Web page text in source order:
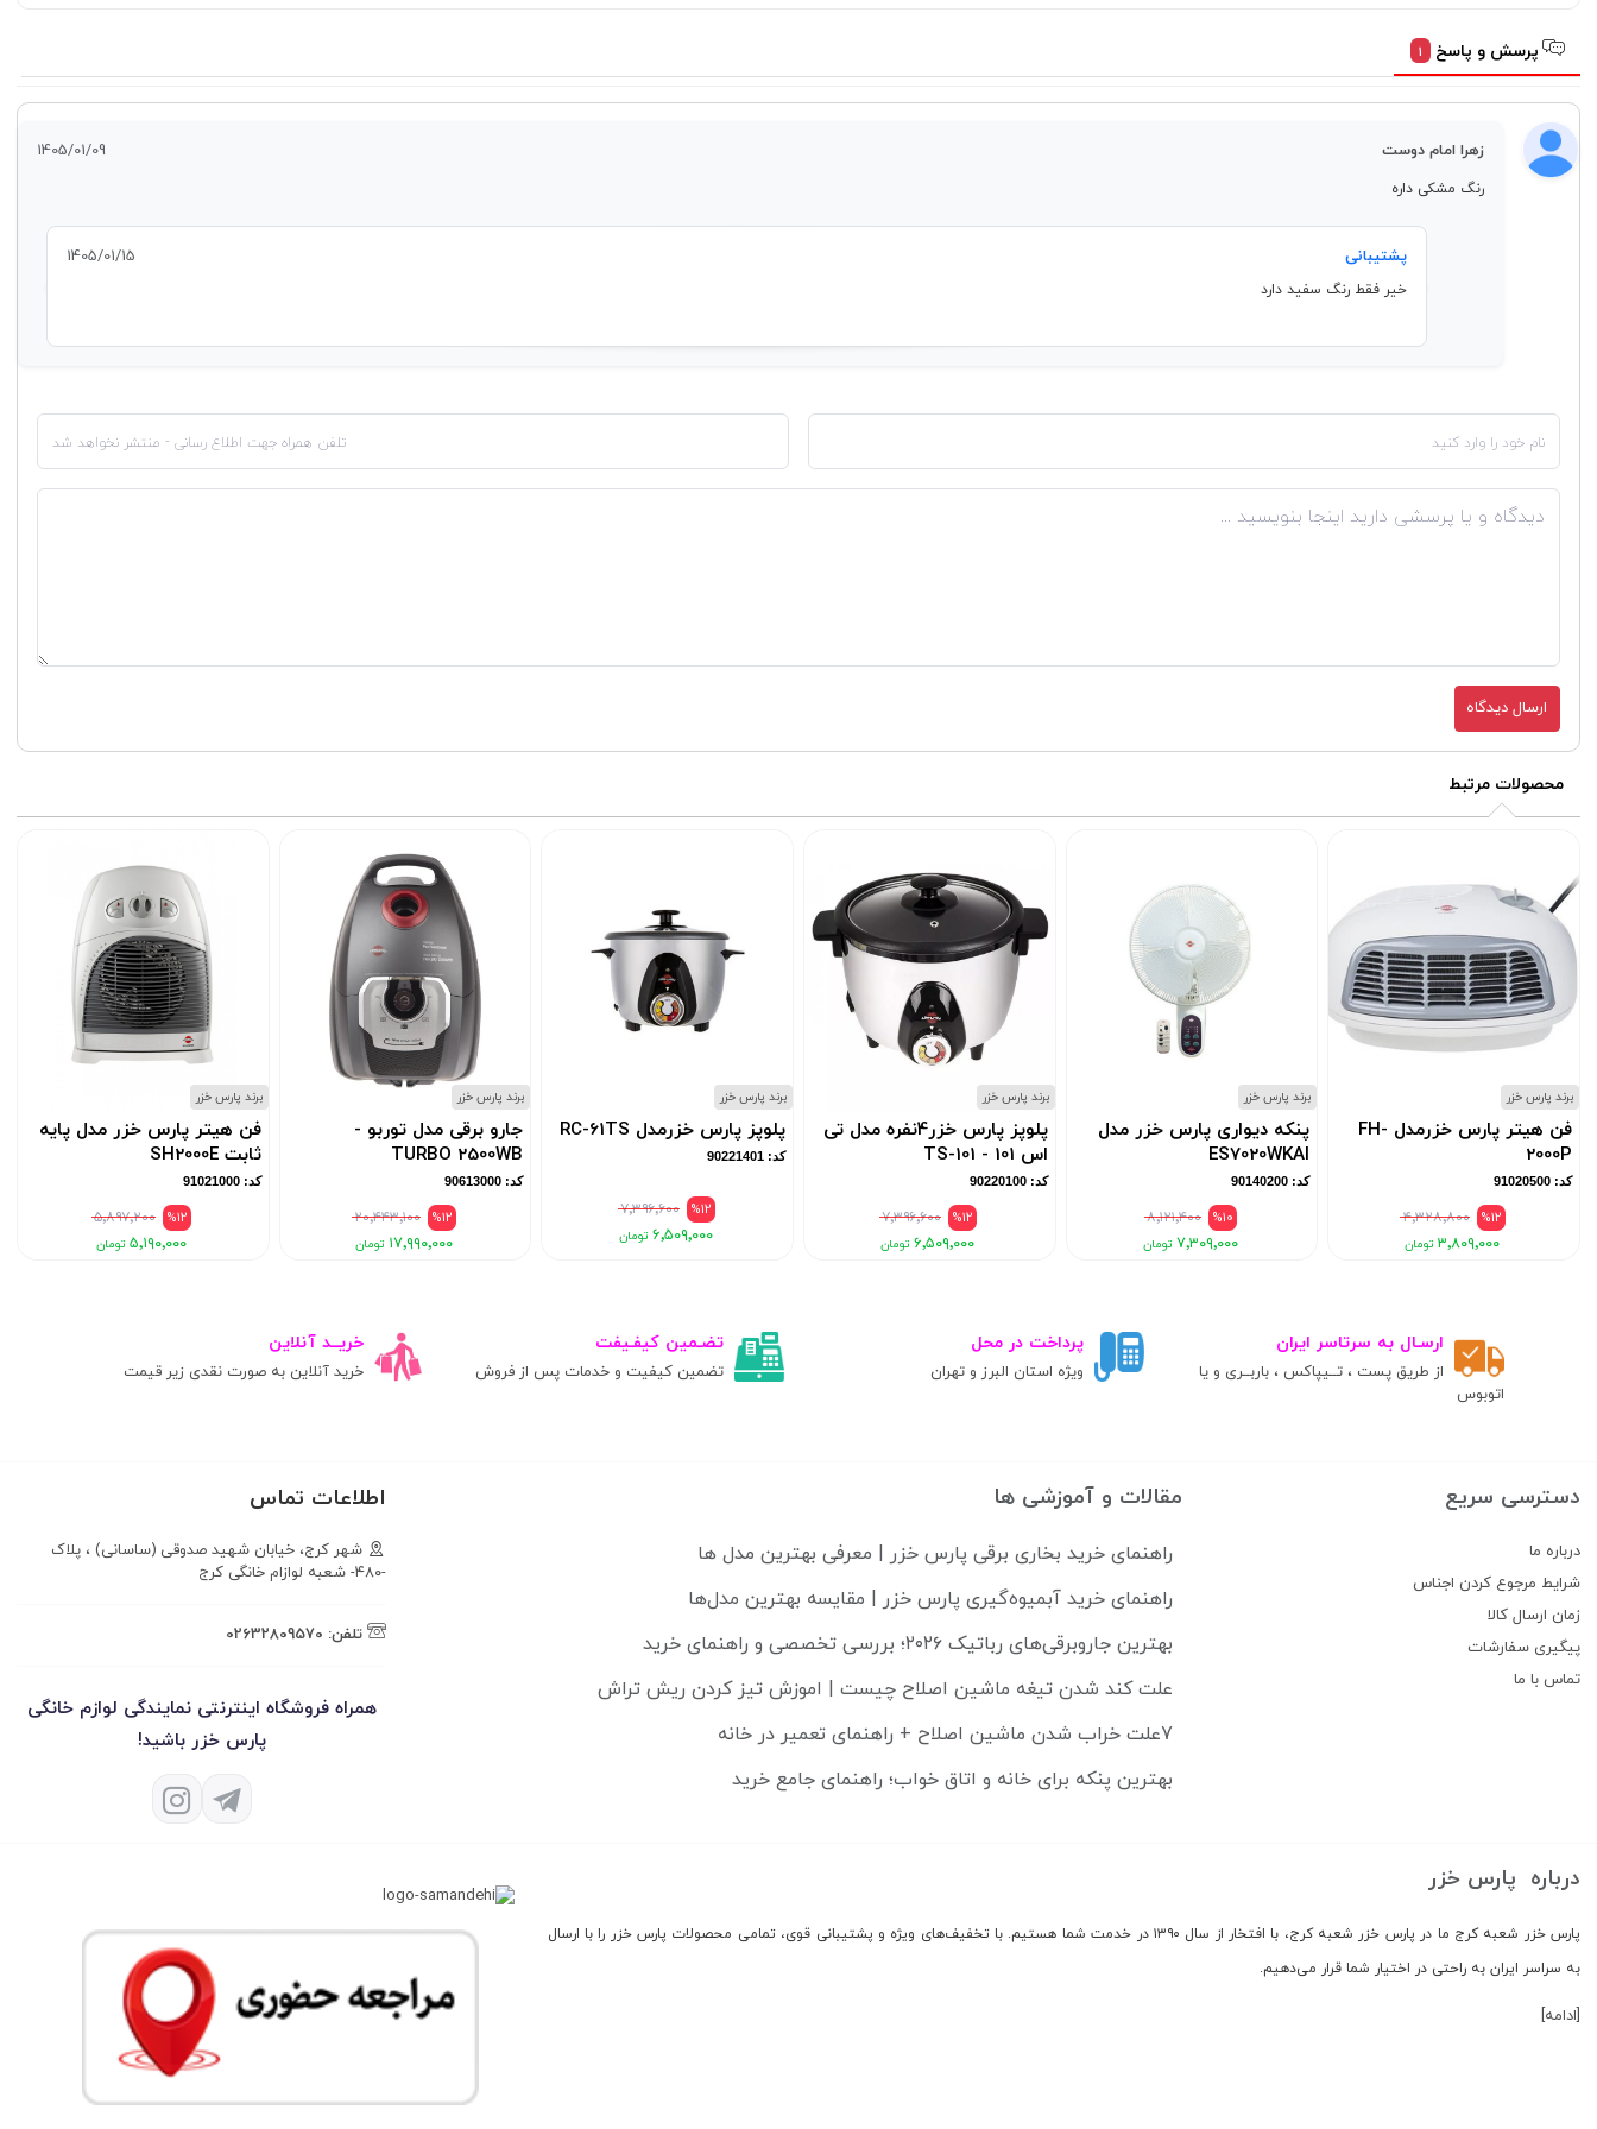
پرسش و پاسخ 1
زهرا امام دوست 1405/01/09
رنگ مشکی داره
پشتیبانی 1405/01/15
خیر فقط رنگ سفید دارد
ارسال دیدگاه
محصولات مرتبط
برند پارس خزر
فن هیتر پارس خزرمدل FH-
2000P
کد: 91020500
%12 ۴٬۳۲۸٬۸۰۰
۳٬۸۰۹٬۰۰۰
برند پارس خزر
پنکه دیواری پارس خزر مدل
ES7020WKAI
کد: 90140200
%10 ۸٬۱۲۱٬۴۰۰
۷٬۳۰۹٬۰۰۰
برند پارس خزر
پلوپز پارس خزر4نفره مدل تی
اس 101 - TS-101
کد: 90220100
%12 ۷٬۳۹۶٬۶۰۰
۶٬۵۰۹٬۰۰۰
برند پارس خزر
پلوپز پارس خزرمدل RC-61TS
کد: 90221401
%12 ۷٬۳۹۶٬۶۰۰
۶٬۵۰۹٬۰۰۰
برند پارس خزر
جارو برقی مدل توربو -
TURBO 2500WB
کد: 90613000
%12 ۲۰٬۴۴۳٬۱۰۰
۱۷٬۹۹۰٬۰۰۰
برند پارس خزر
فن هیتر پارس خزر مدل پایه
ثابت SH2000E
کد: 91021000
%12 ۵٬۸۹۷٬۲۰۰
۵٬۱۹۰٬۰۰۰
ارسـال به سرتاسر ایران
از طریق پست ، تــیپاکس ، باربــری و یا
اتوبوس
پرداخت در محل
ویژه استان البرز و تهران
تضـمین کیفـیفت
تضمین کیفیت و خدمات پس از فروش
خریــد آنلاین
خرید آنلاین به صورت نقدی زیر قیمت
دسترسی سریع
درباره ما
شرایط مرجوع کردن اجناس
زمان ارسال کالا
پیگیری سفارشات
تماس با ما
مقالات و آموزشی ها
راهنمای خرید بخاری برقی پارس خزر | معرفی بهترین مدل ها
راهنمای خرید آبمیوه‌گیری پارس خزر | مقایسه بهترین مدل‌ها
بهترین جاروبرقی‌های رباتیک ۲۰۲۶؛ بررسی تخصصی و راهنمای خرید
علت کند شدن تیغه ماشین اصلاح چیست | اموزش تیز کردن ریش تراش
7علت خراب شدن ماشین اصلاح + راهنمای تعمیر در خانه
بهترین پنکه برای خانه و اتاق خواب؛ راهنمای جامع خرید
اطلاعات تماس
شهر کرج، خیابان شهید صدوقی (ساسانی) ، پلاک
-۴۸۰- شعبه لوازام خانگی کرج
تلفن: 02632809570
همراه فروشگاه اینترنتی نمایندگی لوازم خانگی
پارس خزر باشید!
درباره پارس خزر
پارس خزر شعبه کرج ما در پارس خزر شعبه کرج، با افتخار از سال ۱۳۹۰ در خدمت شما هستیم. با تخفیف‌های ویژه و پشتیبانی قوی، تمامی محصولات پارس خزر را با ارسال
به سراسر ایران به راحتی در اختیار شما قرار می‌دهیم.
[ادامه]